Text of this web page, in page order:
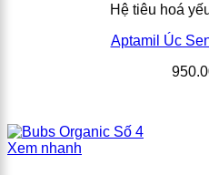
Hệ tiêu hoá
Aptamil Úc
Xem nhanh